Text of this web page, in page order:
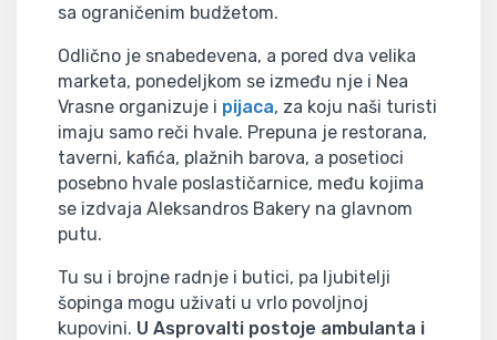
sa ograničenim budžetom.
Odlično je snabedevena, a pored dva velika
marketa, ponedeljkom se između nje i Nea
Vrasne organizuje i pijaca, za koju naši turisti
imaju samo reči hvale. Prepuna je restorana,
taverni, kafića, plažnih barova, a posetioci
posebno hvale poslastičarnice, među kojima
se izdvaja Aleksandros Bakery na glavnom
putu.
Tu su i brojne radnje i butici, pa ljubitelji
šopinga mogu uživati u vrlo povoljnoj
kupovini. U Asprovalti postoje ambulanta i